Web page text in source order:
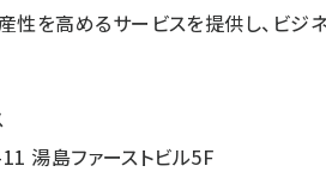
性を高めるサービスを提供し、ビジ
湯島ファーストビル5F